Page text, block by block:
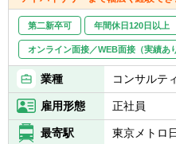
■監査法人/
単なるレポ
企業の現場
ンサルティ
【プロジェ
■IPO準備企
■PEファン
第二新卒可 年間休日120日以上
オンライン面接／WEB面接（実績あ
業種 コンサルテ
雇用形態 正社員
最寄駅
東京メトロ